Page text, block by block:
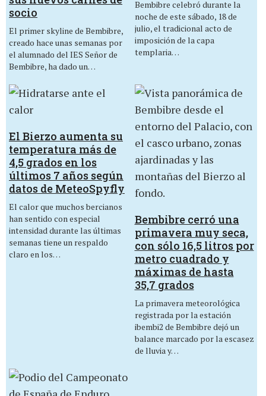
socio
El primer skyline de Bembibre,
creado hace unas semanas por
el alumnado del IES Señor de
Bembibre, ha dado un…
Bembibre celebró durante la
noche de este sábado, 18 de
julio, el tradicional acto de
imposición de la capa
templaria…
El Bierzo aumenta su
temperatura más de
4,5 grados en los
últimos 7 años según
datos de MeteoSpyfly
El calor que muchos bercianos
han sentido con especial
intensidad durante las últimas
semanas tiene un respaldo
claro en los…
Bembibre cerró una
primavera muy seca,
con sólo 16,5 litros por
metro cuadrado y
máximas de hasta
35,7 grados
La primavera meteorológica
registrada por la estación
ibembi2 de Bembibre dejó un
balance marcado por la escasez
de lluvia y…